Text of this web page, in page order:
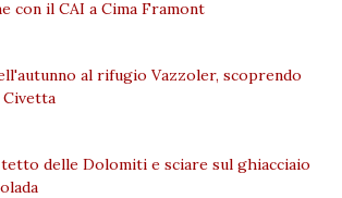
con il CAI a Cima Framont
al rifugio Vazzoler, scoprendo
delle Dolomiti e sciare sul ghiacciaio